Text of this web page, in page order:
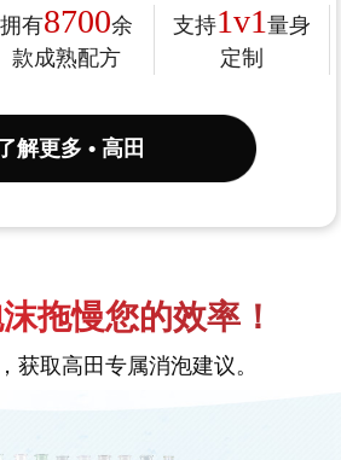
拥有8700余
款成熟配方
支持1v1 量身
定制
解更多 • 高田
拖慢您的效率！
获取高田专属消泡建议。